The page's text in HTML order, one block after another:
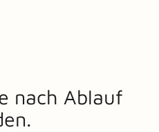
nach Ablauf